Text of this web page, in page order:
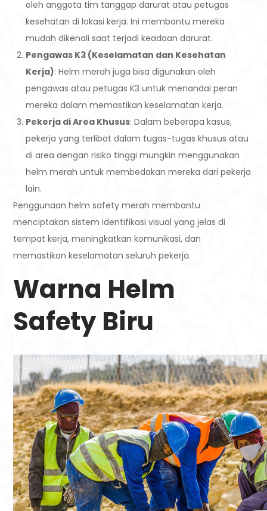
oleh anggota tim tanggap darurat atau petugas
kesehatan di lokasi kerja. Ini membantu mereka
mudah dikenali saat terjadi keadaan darurat.
Pengawas K3 (Keselamatan dan Kesehatan
Kerja): Helm merah juga bisa digunakan oleh
pengawas atau petugas K3 untuk menandai peran
mereka dalam memastikan keselamatan kerja.
Pekerja di Area Khusus: Dalam beberapa kasus,
pekerja yang terlibat dalam tugas-tugas khusus atau
di area dengan risiko tinggi mungkin menggunakan
helm merah untuk membedakan mereka dari pekerja
lain.
Penggunaan helm safety merah membantu
menciptakan sistem identifikasi visual yang jelas di
tempat kerja, meningkatkan komunikasi, dan
memastikan keselamatan seluruh pekerja.
Warna Helm
Safety Biru